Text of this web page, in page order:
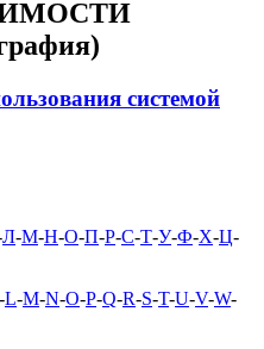
системой
Л-М-Н-О-П-Р-С-Т-У-Ф-Х-Ц-
-L-M-N-O-P-Q-R-S-T-U-V-W-